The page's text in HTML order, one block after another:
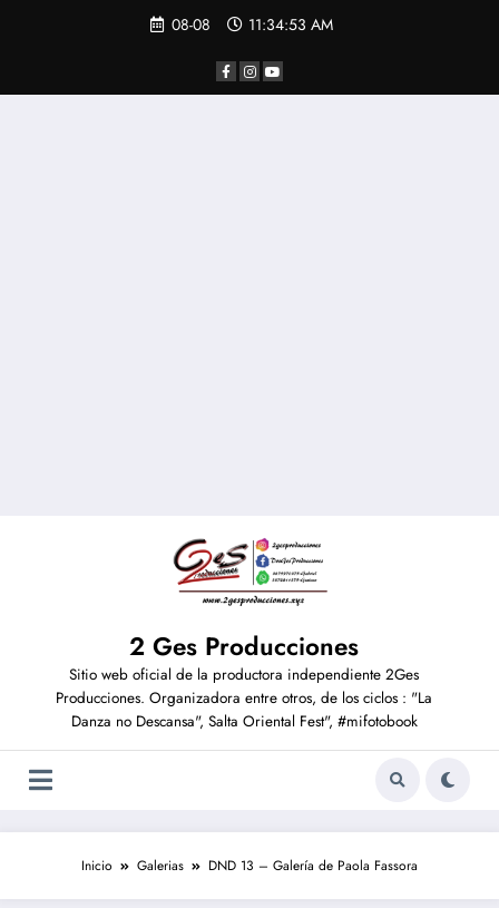
08-08 11:34:53 AM
2 Ges Producciones
Sitio web oficial de la productora independiente 2Ges
Producciones. Organizadora entre otros, de los ciclos : "La
Danza no Descansa", Salta Oriental Fest", #mifotobook
Inicio Galerias DND 13 – Galería de Paola Fassora